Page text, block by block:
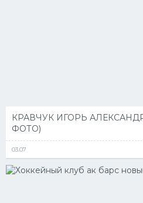
КРАВЧУК ИГОРЬ
ФОТО)
03.07